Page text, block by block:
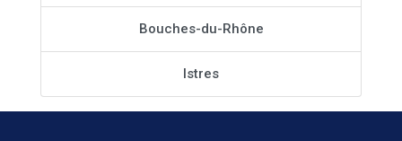
Bouches-du-Rhône
Istres